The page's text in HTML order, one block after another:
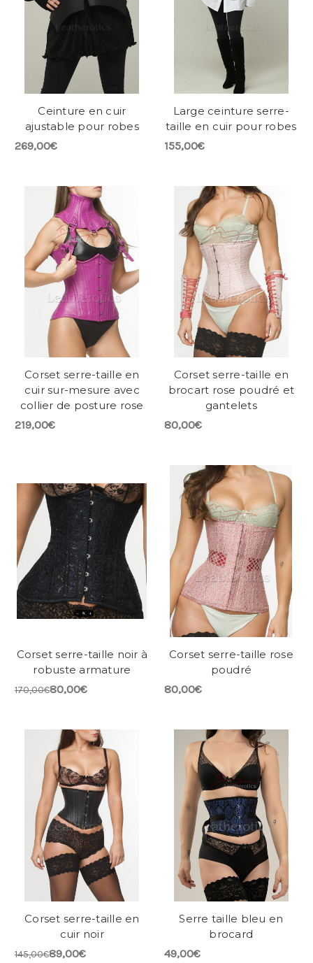
Ceinture en cuir
ajustable pour robes
269,00€
Large ceinture serre-
taille en cuir pour robes
155,00€
Corset serre-taille en
cuir sur-mesure avec
collier de posture rose
219,00€
Corset serre-taille en
brocart rose poudré et
gantelets
80,00€
Corset serre-taille noir à
robuste armature
170,00€80,00€
Corset serre-taille rose
poudré
80,00€
Corset serre-taille en
cuir noir
145,00€89,00€
Serre taille bleu en
brocard
49,00€